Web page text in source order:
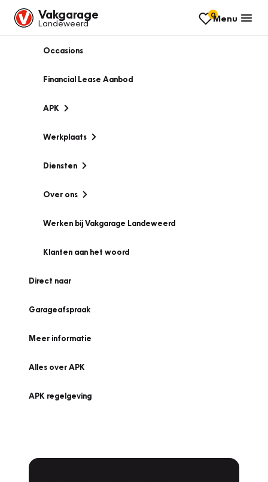
Vakgarage
Landeweerd
0Menu
Occasions
Financial Lease Aanbod
APK
Werkplaats
Diensten
Over ons
Werken bij Vakgarage Landeweerd
Klanten aan het woord
Direct naar
Garageafspraak
Meer informatie
Alles over APK
APK regelgeving